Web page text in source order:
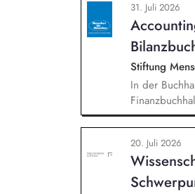
31. Juli 2026
Stiftung
In der
und
und
20. Juli 2026